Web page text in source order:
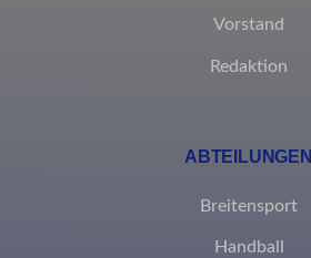
Vorstand
Redaktion
ABTEILUNGEN
Breitensport
Handball